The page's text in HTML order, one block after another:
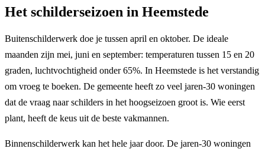
Het schilderseizoen in Heemstede
Buitenschilderwerk doe je tussen april en oktober. De ideale
maanden zijn mei, juni en september: temperaturen tussen 15 en 20
graden, luchtvochtigheid onder 65%. In Heemstede is het verstandig
om vroeg te boeken. De gemeente heeft zo veel jaren-30 woningen
dat de vraag naar schilders in het hoogseizoen groot is. Wie eerst
plant, heeft de keus uit de beste vakmannen.
Binnenschilderwerk kan het hele jaar door. De jaren-30 woningen